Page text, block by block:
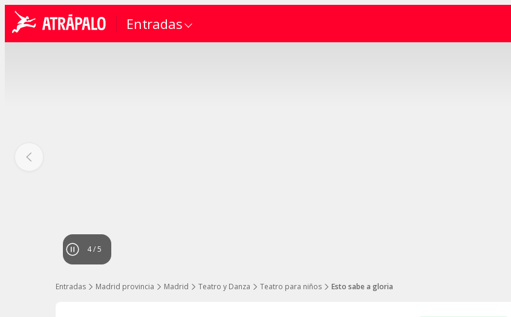
Entradas
4/5
Entradas Madrid provincia Madrid Teatro y Danza Teatro para niños Esto sabe a gloria